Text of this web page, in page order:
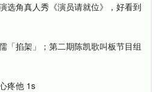
选角真人秀《演员请就位》，好看到
「掐架」；第二期陈凯歌叫板节目组
疼他 1s